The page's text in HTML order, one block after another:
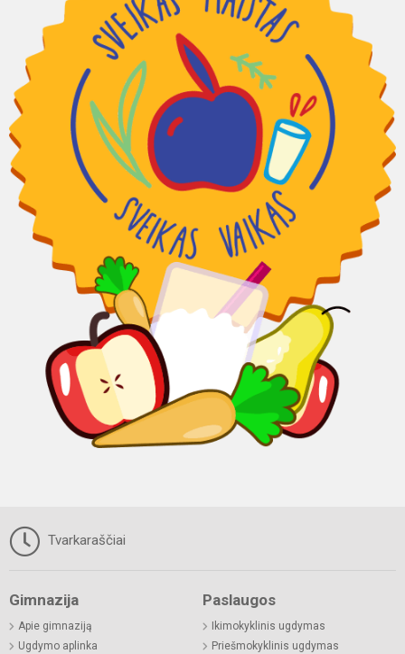
Tvarkaraščiai
Gimnazija
Apie gimnaziją
Ugdymo aplinka
Paslaugos
Ikimokyklinis ugdymas
Priešmokyklinis ugdymas